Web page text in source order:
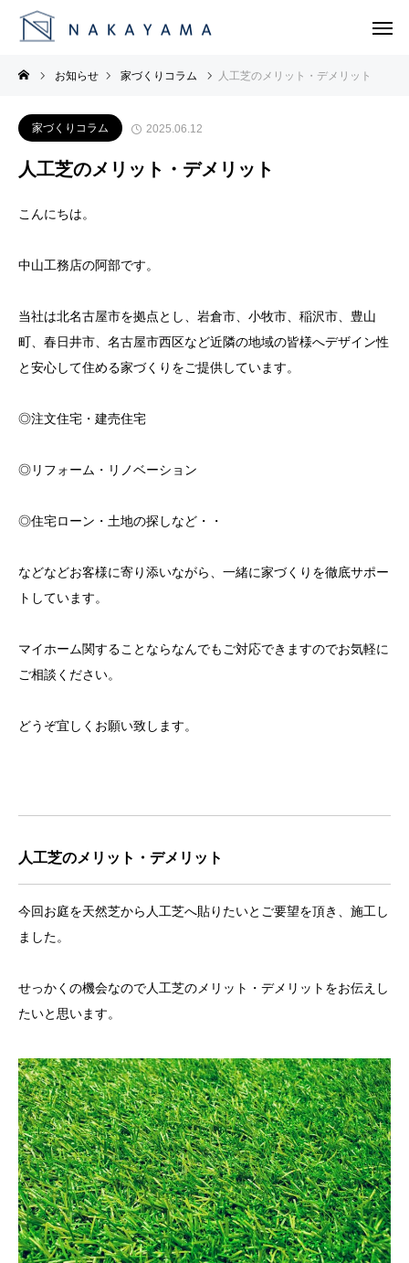
お知らせ 家づくりコラム 人工芝のメリット・デメリット
家づくりコラム 2025.06.12
人工芝のメリット・デメリット
こんにちは。
中山工務店の阿部です。
当社は北名古屋市を拠点とし、岩倉市、小牧市、稲沢市、豊山
町、春日井市、名古屋市西区など近隣の地域の皆様へデザイン性
と安心して住める家づくりをご提供しています。
◎注文住宅・建売住宅
◎リフォーム・リノベーション
◎住宅ローン・土地の探しなど・・
などなどお客様に寄り添いながら、一緒に家づくりを徹底サポー
トしています。
マイホーム関することならなんでもご対応できますのでお気軽に
ご相談ください。
どうぞ宜しくお願い致します。
人工芝のメリット・デメリット
今回お庭を天然芝から人工芝へ貼りたいとご要望を頂き、施工し
ました。
せっかくの機会なので人工芝のメリット・デメリットをお伝えし
たいと思います。